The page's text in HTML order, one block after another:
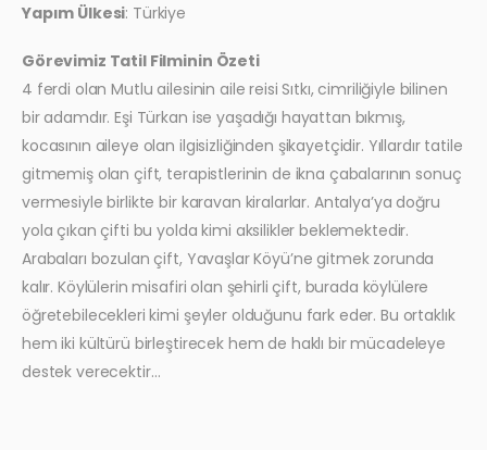
Yapım Ülkesi: Türkiye
Görevimiz Tatil Filminin Özeti
4 ferdi olan Mutlu ailesinin aile reisi Sıtkı, cimriliğiyle bilinen
bir adamdır. Eşi Türkan ise yaşadığı hayattan bıkmış,
kocasının aileye olan ilgisizliğinden şikayetçidir. Yıllardır tatile
gitmemiş olan çift, terapistlerinin de ikna çabalarının sonuç
vermesiyle birlikte bir karavan kiralarlar. Antalya’ya doğru
yola çıkan çifti bu yolda kimi aksilikler beklemektedir.
Arabaları bozulan çift, Yavaşlar Köyü’ne gitmek zorunda
kalır. Köylülerin misafiri olan şehirli çift, burada köylülere
öğretebilecekleri kimi şeyler olduğunu fark eder. Bu ortaklık
hem iki kültürü birleştirecek hem de haklı bir mücadeleye
destek verecektir…